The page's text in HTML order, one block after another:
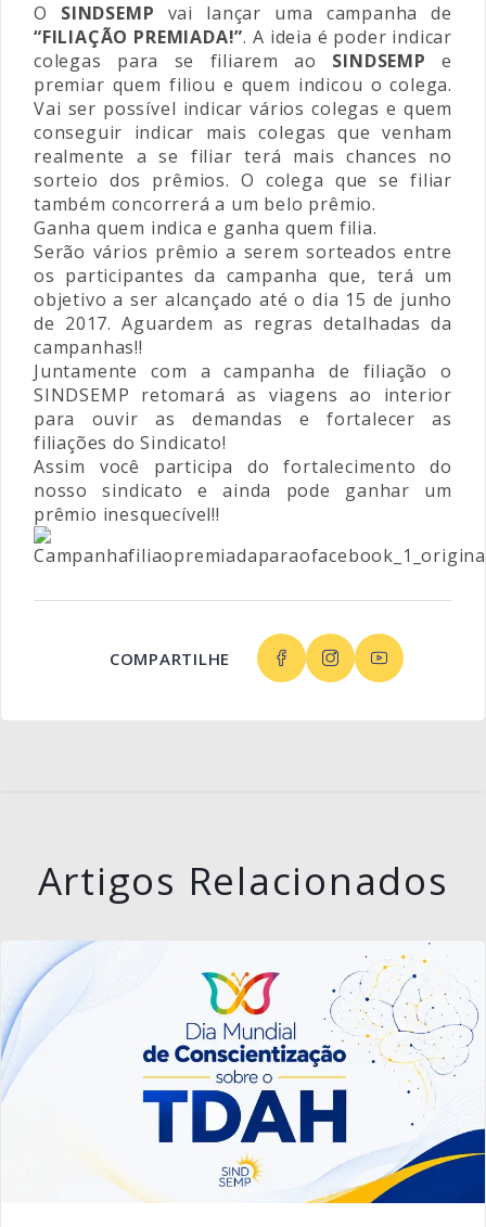
O SINDSEMP vai lançar uma campanha de
“FILIAÇÃO PREMIADA!”. A ideia é poder indicar
colegas para se filiarem ao SINDSEMP e
premiar quem filiou e quem indicou o colega.
Vai ser possível indicar vários colegas e quem
conseguir indicar mais colegas que venham
realmente a se filiar terá mais chances no
sorteio dos prêmios. O colega que se filiar
também concorrerá a um belo prêmio.
Ganha quem indica e ganha quem filia.
Serão vários prêmio a serem sorteados entre
os participantes da campanha que, terá um
objetivo a ser alcançado até o dia 15 de junho
de 2017. Aguardem as regras detalhadas da
campanhas!!
Juntamente com a campanha de filiação o
SINDSEMP retomará as viagens ao interior
para ouvir as demandas e fortalecer as
filiações do Sindicato!
Assim você participa do fortalecimento do
nosso sindicato e ainda pode ganhar um
prêmio inesquecível!!
COMPARTILHE
Artigos Relacionados